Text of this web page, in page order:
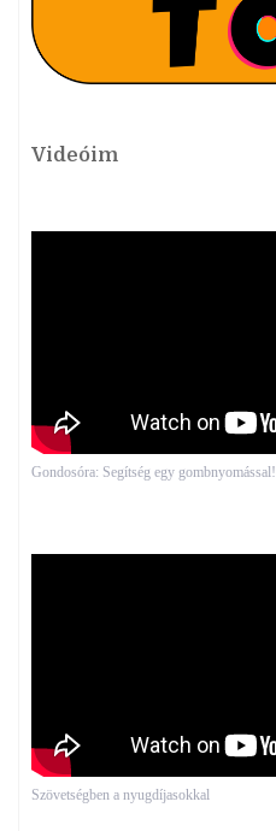
Videóim
Gondosóra: Segítség egy gombnyomással!
Szövetségben a nyugdíjasokkal